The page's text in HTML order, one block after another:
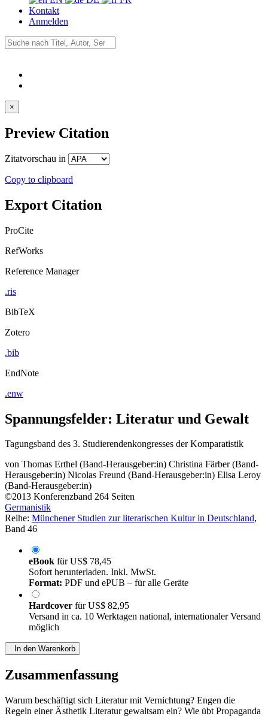
Kontakt
Anmelden
×
Preview Citation
Zitatvorschau in
Copy to clipboard
Export Citation
ProCite
RefWorks
Reference Manager
.ris
BibTeX
Zotero
.bib
EndNote
.enw
Spannungsfelder: Literatur und Gewalt
Tagungsband des 3. Studierendenkongresses der Komparatistik
von Thomas Erthel (Band-Herausgeber:in) Christina Färber (Band-
Herausgeber:in) Nicolas Freund (Band-Herausgeber:in) Elisa Leroy
(Band-Herausgeber:in)
©2013 Konferenzband 264 Seiten
Germanistik
Reihe: Münchener Studien zur literarischen Kultur in Deutschland,
Band 46
eBook fürUS$ 78,45
Sofort herunterladen. Inkl. MwSt.
Format: PDF und ePUB – für alle Geräte
Hardcover fürUS$ 82,95
Versand in ca. 10 Werktagen national, internationaler Versand
möglich
In den Warenkorb
Zusammenfassung
Warum beschäftigt sich Literatur mit Vernichtung? Engen die
Regeln einer Ästhetik Literatur gewaltsam ein? Wie übt Propaganda